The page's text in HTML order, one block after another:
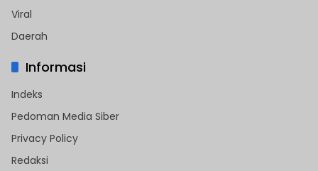
Viral
Daerah
Informasi
Indeks
Pedoman Media Siber
Privacy Policy
Redaksi